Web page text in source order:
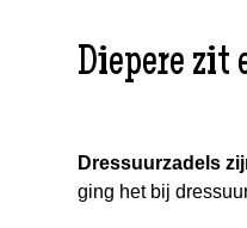
Diepere zit
Dressuurzadels
ging het bij